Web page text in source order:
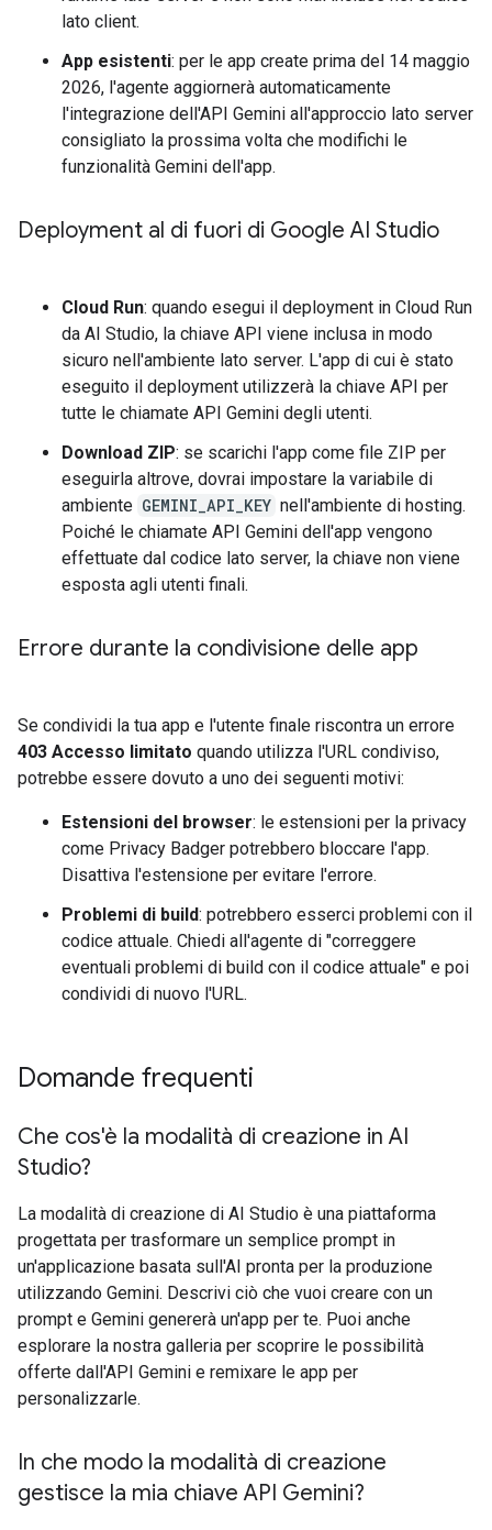
lato client.
App esistenti: per le app create prima del 14 maggio
2026, l'agente aggiornerà automaticamente
l'integrazione dell'API Gemini all'approccio lato server
consigliato la prossima volta che modifichi le
funzionalità Gemini dell'app.
Deployment al di fuori di Google AI Studio
Cloud Run: quando esegui il deployment in Cloud Run
da AI Studio, la chiave API viene inclusa in modo
sicuro nell'ambiente lato server. L'app di cui è stato
eseguito il deployment utilizzerà la chiave API per
tutte le chiamate API Gemini degli utenti.
Download ZIP: se scarichi l'app come file ZIP per
eseguirla altrove, dovrai impostare la variabile di
ambiente GEMINI_API_KEY nell'ambiente di hosting.
Poiché le chiamate API Gemini dell'app vengono
effettuate dal codice lato server, la chiave non viene
esposta agli utenti finali.
Errore durante la condivisione delle app
Se condividi la tua app e l'utente finale riscontra un errore
403 Accesso limitato quando utilizza l'URL condiviso,
potrebbe essere dovuto a uno dei seguenti motivi:
Estensioni del browser: le estensioni per la privacy
come Privacy Badger potrebbero bloccare l'app.
Disattiva l'estensione per evitare l'errore.
Problemi di build: potrebbero esserci problemi con il
codice attuale. Chiedi all'agente di "correggere
eventuali problemi di build con il codice attuale" e poi
condividi di nuovo l'URL.
Domande frequenti
Che cos'è la modalità di creazione in AI
Studio?
La modalità di creazione di AI Studio è una piattaforma
progettata per trasformare un semplice prompt in
un'applicazione basata sull'AI pronta per la produzione
utilizzando Gemini. Descrivi ciò che vuoi creare con un
prompt e Gemini genererà un'app per te. Puoi anche
esplorare la nostra galleria per scoprire le possibilità
offerte dall'API Gemini e remixare le app per
personalizzarle.
In che modo la modalità di creazione
gestisce la mia chiave API Gemini?